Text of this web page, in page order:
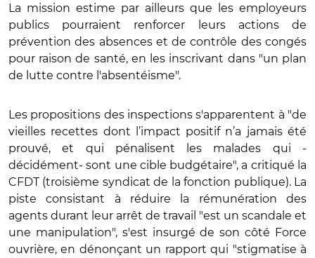
La mission estime par ailleurs que les employeurs
publics pourraient renforcer leurs actions de
prévention des absences et de contrôle des congés
pour raison de santé, en les inscrivant dans "un plan
de lutte contre l'absentéisme".
Les propositions des inspections s'apparentent à "de
vieilles recettes dont l’impact positif n’a jamais été
prouvé, et qui pénalisent les malades qui -
décidément- sont une cible budgétaire", a critiqué la
CFDT (troisième syndicat de la fonction publique). La
piste consistant à réduire la rémunération des
agents durant leur arrêt de travail "est un scandale et
une manipulation", s'est insurgé de son côté Force
ouvrière, en dénonçant un rapport qui "stigmatise à